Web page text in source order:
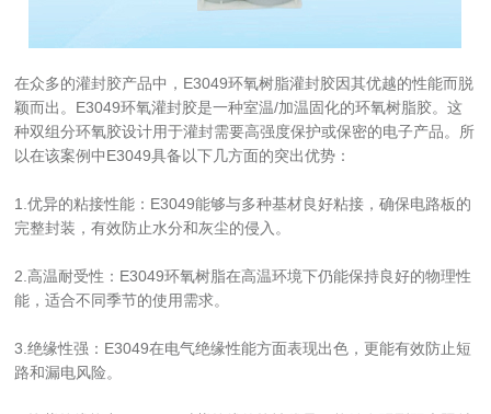
在众多的灌封胶产品中，E3049环氧树脂灌封胶因其优越的性能而脱
颖而出。E3049环氧灌封胶是一种室温/加温固化的环氧树脂胶。这
种双组分环氧胶设计用于灌封需要高强度保护或保密的电子产品。所
以在该案例中E3049具备以下几方面的突出优势：
1.优异的粘接性能：E3049能够与多种基材良好粘接，确保电路板的
完整封装，有效防止水分和灰尘的侵入。
2.高温耐受性：E3049环氧树脂在高温环境下仍能保持良好的物理性
能，适合不同季节的使用需求。
3.绝缘性强：E3049在电气绝缘性能方面表现出色，更能有效防止短
路和漏电风险。